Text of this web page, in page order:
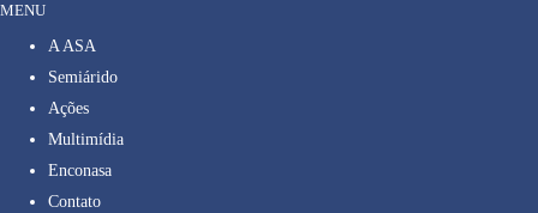
MENU
A ASA
Semiárido
Ações
Multimídia
Enconasa
Contato